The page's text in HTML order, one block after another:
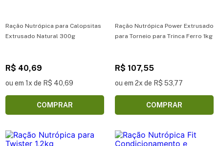
Ração Nutrópica para Calopsitas
Extrusado Natural 300g
R$ 40,69
ou em 1x de R$ 40,69
COMPRAR
Ração Nutrópica Power Extrusado
para Torneio para Trinca Ferro 1kg
R$ 107,55
ou em 2x de R$ 53,77
COMPRAR